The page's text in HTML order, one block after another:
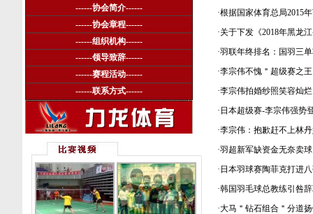
------协会简介------
------协会章程------
------组织机构------
------领导致辞------
------赛程活动------
------联系方式------
·根据国家体育总局2015
·关于下发《2018年黑龙
·羽联年终排名：国羽三
·李宗伟不愧＂超级赛之
·李宗伟拍婚纱照笑容灿
· 日本超级赛-李宗伟强势
·李宗伟：抱歉赶不上林
·羽超新军缺资金无奈卖
· 日本羽球赛陶菲克打进
·韩国羽毛球总教练引咎
·大马＂钻石组合＂分道